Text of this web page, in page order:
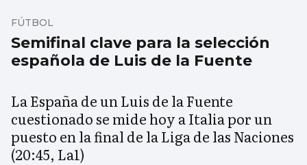
Semifinal clave para la selección
española de Luis de la Fuente
FÚTBOL
La España de un Luis de la Fuente
cuestionado se mide hoy a Italia por un
puesto en la final de la Liga de las Naciones
(20:45, La1)